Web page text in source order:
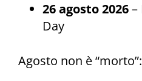
26 agosto 2026–
Day
Agosto non è